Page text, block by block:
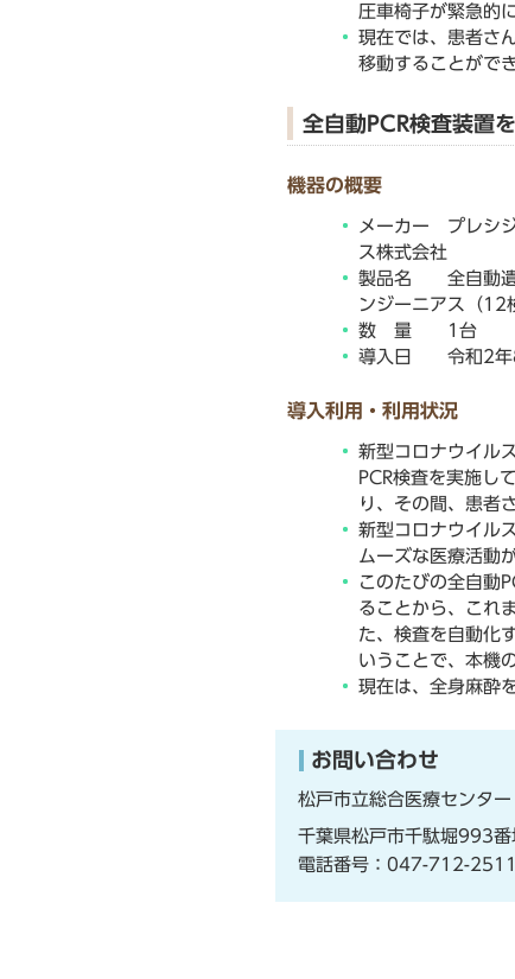
圧車椅子が緊急的
現在では、患者さ
移動することがで
全自動PCR検査装置
機器の概要
メーカー プレシ
ス株式会社
製品名 全自動遺
ンジーニアス（12
数 量 1台
導入日 令和2年
導入利用・利用状況
新型コロナウイル
PCR検査を実施し
り、その間、患者
新型コロナウイル
ムーズな医療活動
このたびの全自動
ることから、これ
た、検査を自動化
いうことで、本機
現在は、全身麻酔
お問い合わせ
松戸市立総合医療センター
千葉県松戸市千駄堀993番
電話番号： 047-712-2511